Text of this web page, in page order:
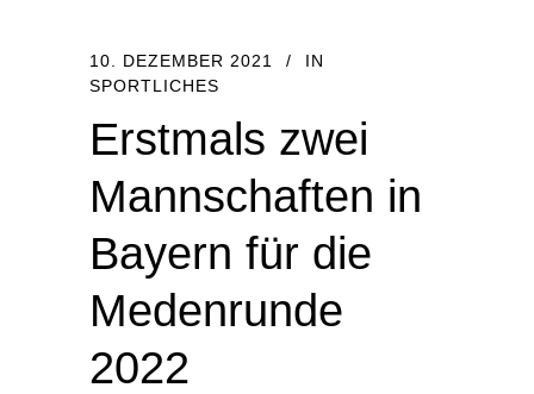
10. DEZEMBER 2021
IN
SPORTLICHES
Erstmals zwei
Mannschaften in
Bayern für die
Medenrunde
2022